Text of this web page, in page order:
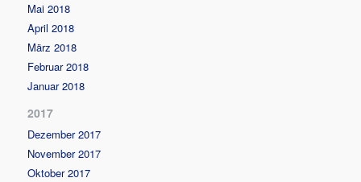
Mai 2018
April 2018
März 2018
Februar 2018
Januar 2018
2017
Dezember 2017
November 2017
Oktober 2017